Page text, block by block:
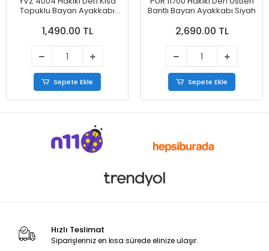
Topuklu Bayan Ayakkabı
1,490.00 TL
Sepete Ekle
Bantlı Bayan Ayakkabı Siyah
2,690.00 TL
Sepete Ekle
Hızlı Teslimat
Siparişleriniz en kısa sürede elinize ulaşır.